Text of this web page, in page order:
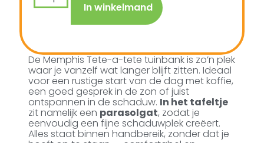
In winkelmand
De Memphis Tete-a-tete tuinbank is zo’n plek
waar je vanzelf wat langer blijft zitten. Ideaal
voor een rustige start van de dag met koffie,
een goed gesprek in de zon of juist
ontspannen in de schaduw. In het tafeltje
zit namelijk een parasolgat, zodat je
eenvoudig een fijne schaduwplek creëert.
Alles staat binnen handbereik, zonder dat je